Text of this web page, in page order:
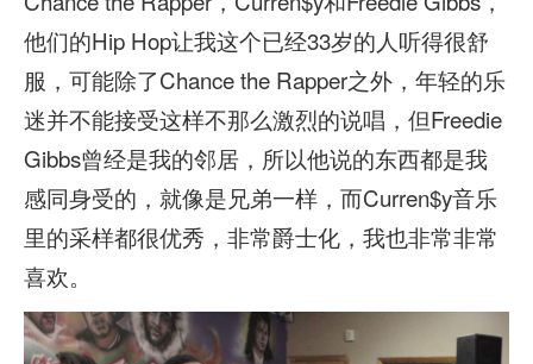
他们的Hip Hop让我这个已经33岁的人听得很舒
服，可能除了Chance the Rapper之外，年轻的乐
迷并不能接受这样不那么激烈的说唱，但Freedie
Gibbs曾经是我的邻居，所以他说的东西都是我
感同身受的，就像是兄弟一样，而Curren$y音乐
里的采样都很优秀，非常爵士化，我也非常非常
喜欢。